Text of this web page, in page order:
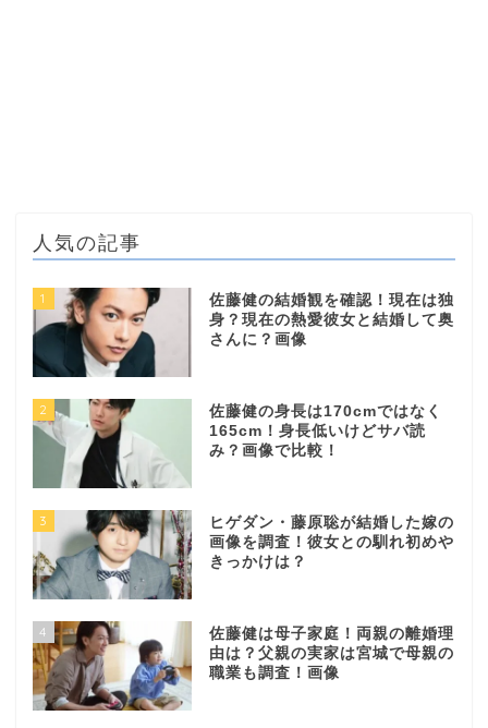
人気の記事
1
佐藤健の結婚観を確認！現在は独
身？現在の熱愛彼女と結婚して奥
さんに？画像
2
佐藤健の身長は170cmではなく
165cm！身長低いけどサバ読
み？画像で比較！
3
ヒゲダン・藤原聡が結婚した嫁の
画像を調査！彼女との馴れ初めや
きっかけは？
4
佐藤健は母子家庭！両親の離婚理
由は？父親の実家は宮城で母親の
職業も調査！画像